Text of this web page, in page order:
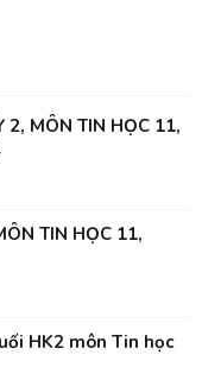
2, MÔN TIN HỌC 11,
TIN HỌC 11,
HK2 môn Tin học